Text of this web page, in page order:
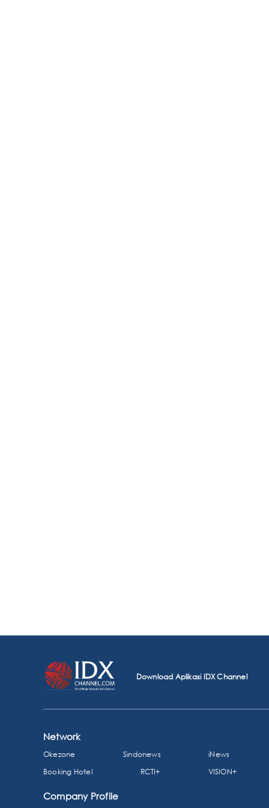
Download Aplikasi IDX Channel
Network
Okezone Sindonews iNews
Booking Hotel
RCTI+ VISION+
Company Profile